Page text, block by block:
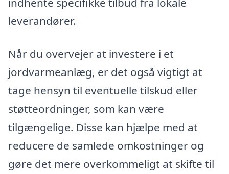
leverandører.
Når du overvejer at investere i et
jordvarmeanlæg, er det også vigtigt at
tage hensyn til eventuelle tilskud eller
støtteordninger, som kan være
tilgængelige. Disse kan hjælpe med at
reducere de samlede omkostninger og
gøre det mere overkommeligt at skifte til